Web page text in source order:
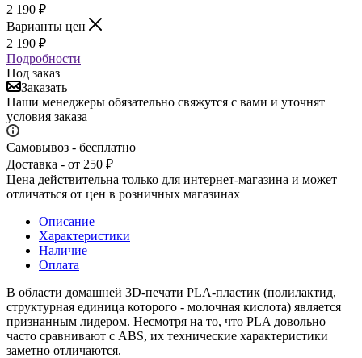
2 190 ₽
Варианты цен
2 190 ₽
Подробности
Под заказ
Заказать
Наши менеджеры обязательно свяжутся с вами и уточнят
условия заказа
Самовывоз - бесплатно
Доставка - от 250 ₽
Цена действительна только для интернет-магазина и может
отличаться от цен в розничных магазинах
Описание
Характеристики
Наличие
Оплата
В области домашней 3D-печати PLA-пластик (полилактид,
структурная единица которого - молочная кислота) является
признанным лидером. Несмотря на то, что PLA довольно
часто сравнивают с ABS, их технические характеристики
заметно отличаются.